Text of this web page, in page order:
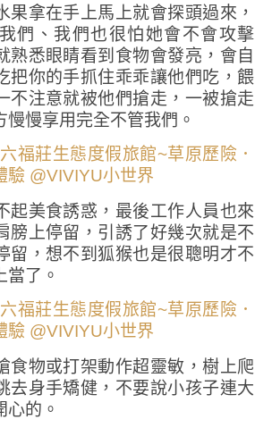
果拿在手上馬上就會探頭過來，
們、我們也很怕她會不會攻擊
熟悉眼睛看到食物會發亮，會自
把你的手抓住乖乖讓他們吃，餵
不注意就被他們搶走，一被搶走
慢享用完全不管我們。
起美食誘惑，最後工作人員也來
膀上停留，引誘了好幾次就是不
留，想不到狐猴也是很聰明才不
了。
食物或打架動作超靈敏，樹上爬
去身手矯健，不要說小孩子連大
的。